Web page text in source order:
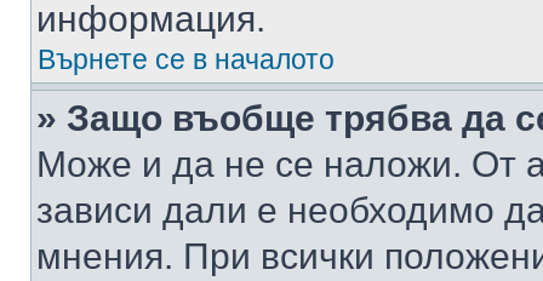
информация.
Върнете се в началото
» Защо въобще трябва да
Може и да не се наложи. От
зависи дали е необходимо
мнения. При всички